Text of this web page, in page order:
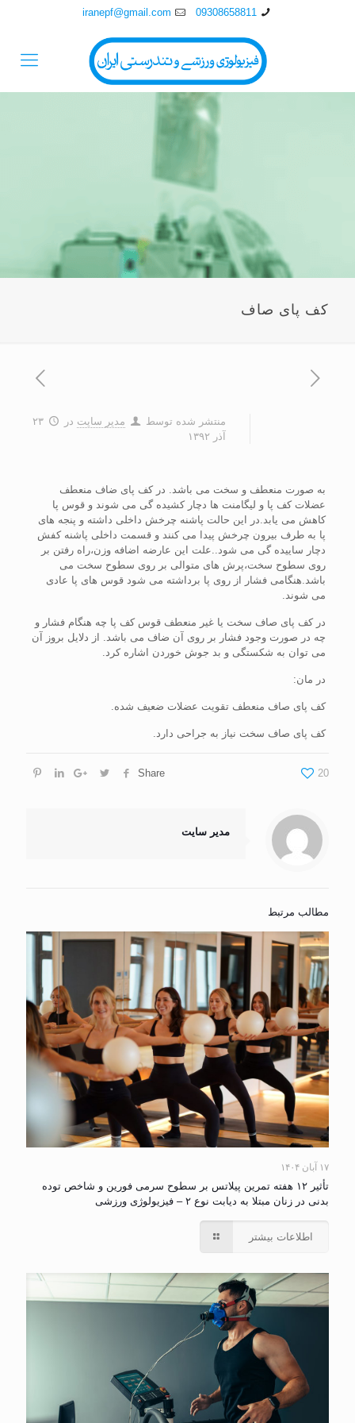
09308658811
iranepf@gmail.com
کف پای صاف
منتشر شده توسط مدیر سایت در
۲۳
آذر ۱۳۹۲
به صورت منعطف و سخت می باشد. در کف پای ضاف منعطف
عضلات کف پا و لیگامنت ها دچار کشیده گی می شوند و قوس پا
کاهش می یابد.در این حالت پاشنه چرخش داخلی داشته و پنجه های
پا به طرف بیرون چرخش پیدا می کنند و قسمت داخلی پاشنه کفش
دچار ساییده گی می شود..علت این عارضه اضافه وزن،راه رفتن بر
روی سطوح سخت،پرش های متوالی بر روی سطوح سخت می
باشد.هنگامی فشار از روی پا برداشته می شود قوس های پا عادی
می شوند.
در کف پای صاف سخت یا غیر منعطف قوس کف پا چه هنگام فشار و
چه در صورت وجود فشار بر روی آن ضاف می باشد. از دلایل بروز آن
می توان به شکستگی و بد جوش خوردن اشاره کرد.
در مان:
کف پای صاف منعطف تقویت عضلات ضعیف شده.
کف پای صاف سخت نیاز به جراحی دارد.
Share 20
مدیر سایت
مطالب مرتبط
۱۷ آبان ۱۴۰۴
تأثیر ۱۲ هفته تمرین پیلاتس بر سطوح سرمی فورین و شاخص توده
بدنی در زنان مبتلا به دیابت نوع ۲ – فیزیولوژی ورزشی
اطلاعات بیشتر